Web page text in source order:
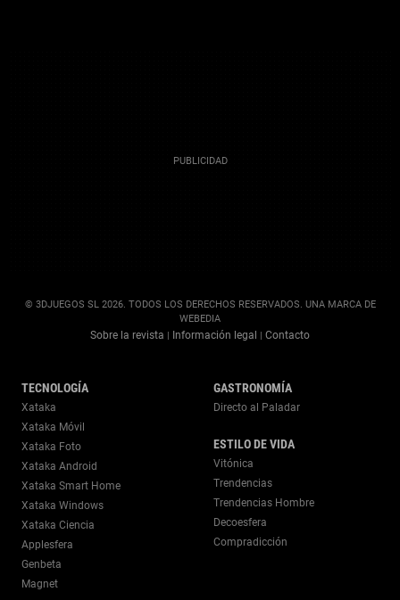
© 3DJUEGOS SL 2026. TODOS LOS DERECHOS RESERVADOS. UNA MARCA DE
WEBEDIA
Sobre la revista | Información legal | Contacto
TECNOLOGÍA
Xataka
Xataka Móvil
Xataka Foto
Xataka Android
Xataka Smart Home
Xataka Windows
Xataka Ciencia
Applesfera
Genbeta
Magnet
GASTRONOMÍA
Directo al Paladar
ESTILO DE VIDA
Vitónica
Trendencias
Trendencias Hombre
Decoesfera
Compradicción